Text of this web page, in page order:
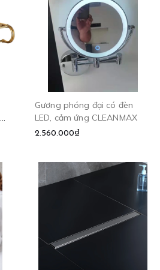
Gương phóng đại có đèn
LED, cảm ứng CLEANMAX
2.560.000₫